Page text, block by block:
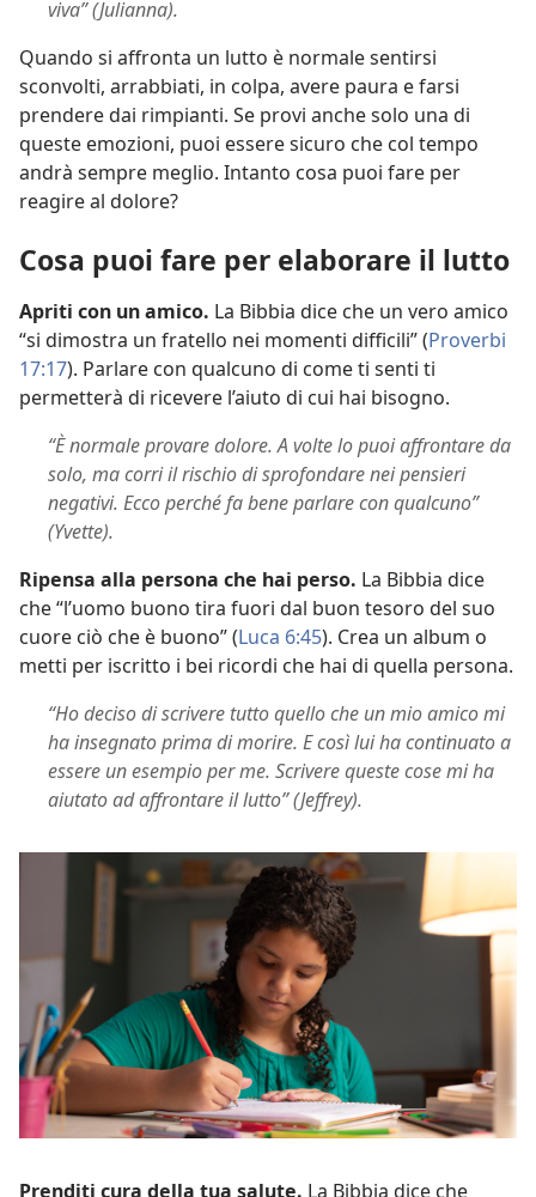
viva” (Julianna).
Quando si affronta un lutto è normale sentirsi
sconvolti, arrabbiati, in colpa, avere paura e farsi
prendere dai rimpianti. Se provi anche solo una di
queste emozioni, puoi essere sicuro che col tempo
andrà sempre meglio. Intanto cosa puoi fare per
reagire al dolore?
Cosa puoi fare per elaborare il lutto
Apriti con un amico. La Bibbia dice che un vero amico
“si dimostra un fratello nei momenti difficili” (Proverbi
17:17). Parlare con qualcuno di come ti senti ti
permetterà di ricevere l’aiuto di cui hai bisogno.
“È normale provare dolore. A volte lo puoi affrontare da
solo, ma corri il rischio di sprofondare nei pensieri
negativi. Ecco perché fa bene parlare con qualcuno”
(Yvette).
Ripensa alla persona che hai perso. La Bibbia dice
che “l’uomo buono tira fuori dal buon tesoro del suo
cuore ciò che è buono” (Luca 6:45). Crea un album o
metti per iscritto i bei ricordi che hai di quella persona.
“Ho deciso di scrivere tutto quello che un mio amico mi
ha insegnato prima di morire. E così lui ha continuato a
essere un esempio per me. Scrivere queste cose mi ha
aiutato ad affrontare il lutto” (Jeffrey).
Prenditi cura della tua salute. La Bibbia dice che